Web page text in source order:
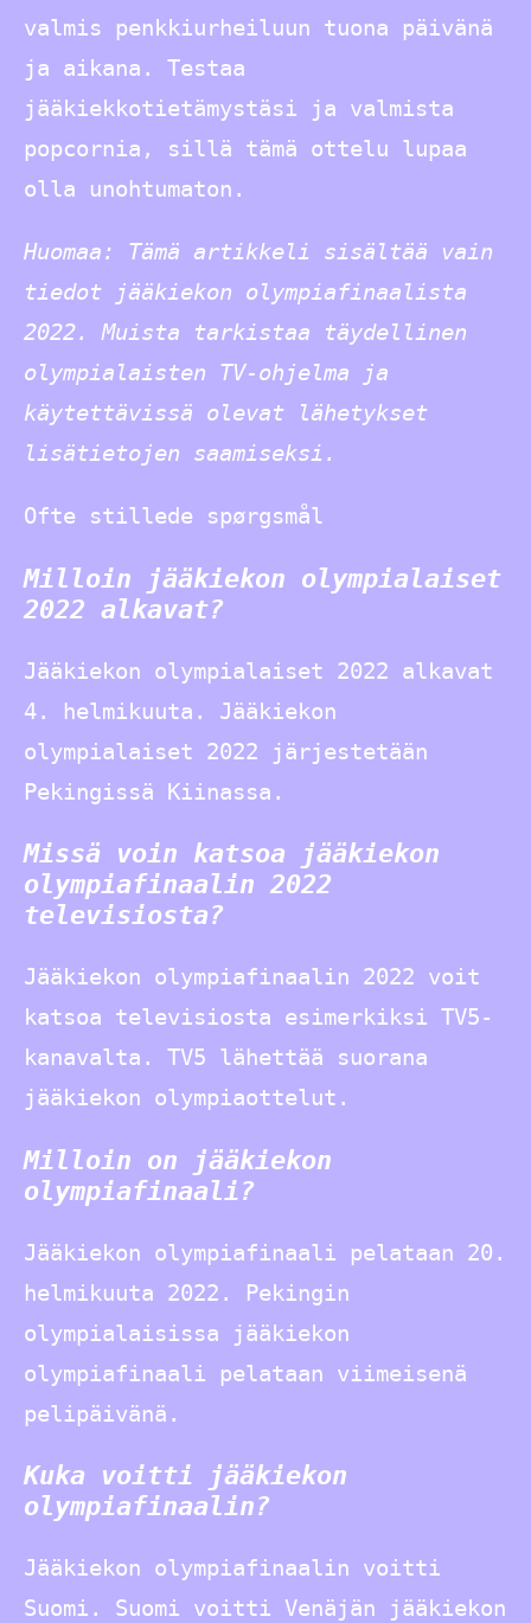
valmis penkkiurheiluun tuona päivänä
ja aikana. Testaa
jääkiekkotietämystäsi ja valmista
popcornia, sillä tämä ottelu lupaa
olla unohtumaton.
Huomaa: Tämä artikkeli sisältää vain
tiedot jääkiekon olympiafinaalista
2022. Muista tarkistaa täydellinen
olympialaisten TV-ohjelma ja
käytettävissä olevat lähetykset
lisätietojen saamiseksi.
Ofte stillede spørgsmål
Milloin jääkiekon olympialaiset
2022 alkavat?
Jääkiekon olympialaiset 2022 alkavat
4. helmikuuta. Jääkiekon
olympialaiset 2022 järjestetään
Pekingissä Kiinassa.
Missä voin katsoa jääkiekon
olympiafinaalin 2022
televisiosta?
Jääkiekon olympiafinaalin 2022 voit
katsoa televisiosta esimerkiksi TV5-
kanavalta. TV5 lähettää suorana
jääkiekon olympiaottelut.
Milloin on jääkiekon
olympiafinaali?
Jääkiekon olympiafinaali pelataan 20.
helmikuuta 2022. Pekingin
olympialaisissa jääkiekon
olympiafinaali pelataan viimeisenä
pelipäivänä.
Kuka voitti jääkiekon
olympiafinaalin?
Jääkiekon olympiafinaalin voitti
Suomi. Suomi voitti Venäjän jääkiekon